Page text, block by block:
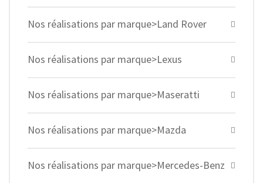
Nos réalisations par marque>Land Rover
Nos réalisations par marque>Lexus
Nos réalisations par marque>Maseratti
Nos réalisations par marque>Mazda
Nos réalisations par marque>Mercedes-Benz